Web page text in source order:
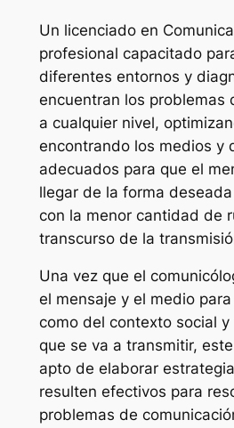
Un licenciado en
profesional capacitado
diferentes entornos y
encuentran los problemas
a cualquier nivel,
encontrando los medios y
adecuados para que el
llegar de la forma
con la menor cantidad de
transcurso de la
Una vez que el
el mensaje y el medio
como del contexto social y
que se va a transmitir,
apto de elaborar
resulten efectivos para
problemas de